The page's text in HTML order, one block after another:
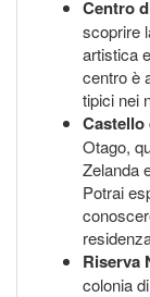
Centro
scoprire
artistica
centro è
tipici nei
Castello
Otago,
Zelanda
Potrai
Riserva
colonia